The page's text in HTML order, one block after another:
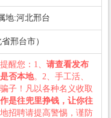
地:河北邢台
邢台市）
醒您：1、 请查看发布
否本地。2、手工活、
子！凡以各种名义收取
是往兜里挣钱，让你往
地招聘请提高警惕，谨防